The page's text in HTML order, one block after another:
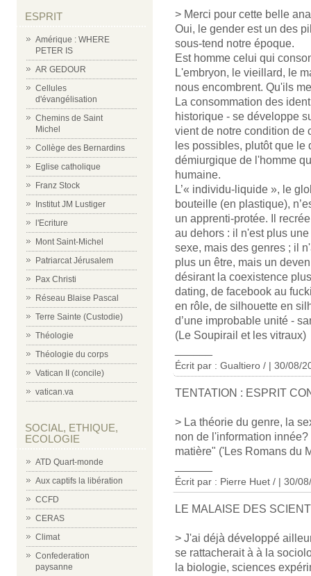
ESPRIT
Amérique : WHERE
PETER IS
AR GEDOUR
Cellules
d'évangélisation
Chemins de Saint
Michel
Collège des Bernardins
Eglise catholique
Franz Stock
Institut JM Lustiger
l'Ecriture
Mont Saint-Michel
Patriarcat Jérusalem
Pax Christi
Réseau Blaise Pascal
Terre Sainte (Custodie)
Théologie
Théologie du corps
Vatican II (concile)
vatican.va
SOCIAL, ETHIQUE,
ECOLOGIE
ATD Quart-monde
Aux captifs la libération
CCFD
CERAS
Climat
Confederation
paysanne
> Merci pour cette belle
Oui, le gender est un des
sous-tend notre époque.
Est homme celui qui
L'embryon, le vieillard, le
nous encombrent. Qu'ils
La consommation des
historique - se développe
vient de notre condition de
les possibles, plutôt que le
démiurgique de l'homme
humaine.
L’« individu-liquide », le
bouteille (en plastique),
un apprenti-protée. Il
au dehors : il n'est plus
sexe, mais des genres ; il
plus un être, mais un
désirant la coexistence
dating, de facebook au
en rôle, de silhouette en
d’une improbable unité -
(Le Soupirail et les vitraux)
Écrit par : Gualtiero / | 30/08/
TENTATION : ESPRIT
> La théorie du genre, la
non de l'information
matière" ('Les Romans du
Écrit par : Pierre Huet / | 30/
LE MALAISE DES
> J'ai déjà développé
se rattacherait à à la
la biologie, sciences